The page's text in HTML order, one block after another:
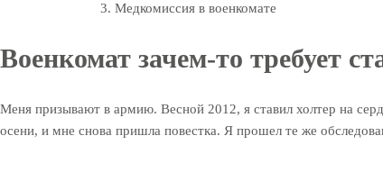
Медкомиссия в военкомате
Военкомат зачем-то требует
Меня призывают в армию. Весной 2012, я ставил холтер на
осени, и мне снова пришла повестка. Я прошел те же